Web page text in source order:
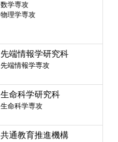
数学専攻
物理学専攻
先端情報学研究科
先端情報学専攻
生命科学研究科
生命科学専攻
共通教育推進機構